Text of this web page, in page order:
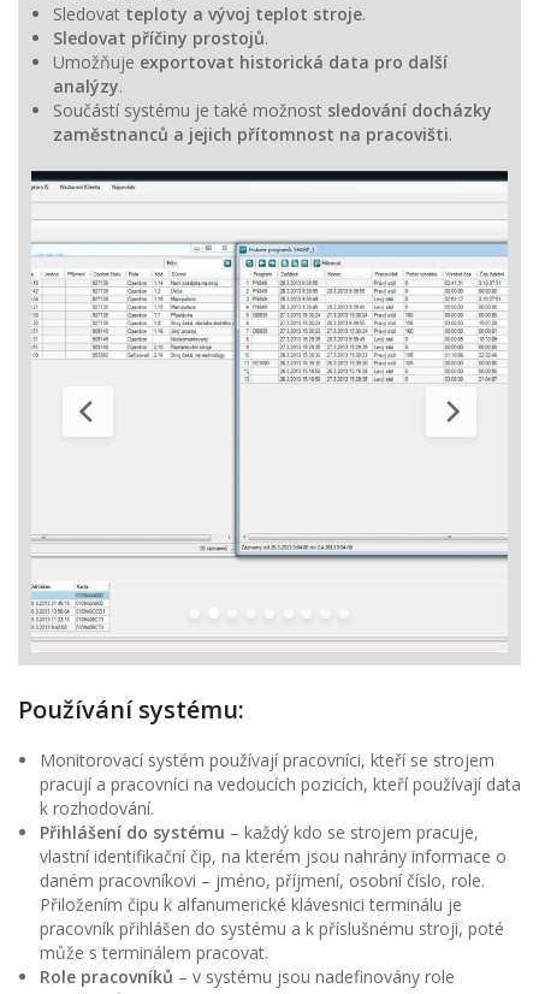
Sledovat teploty a vývoj teplot stroje.
Sledovat příčiny prostojů.
Umožňuje exportovat historická data pro další
analýzy.
Součástí systému je také možnost sledování docházky
zaměstnanců a jejich přítomnost na pracovišti.
Používání systému:
Monitorovací systém používají pracovníci, kteří se strojem
pracují a pracovníci na vedoucích pozicích, kteří používají data
k rozhodování.
Přihlášení do systému – každý kdo se strojem pracuje,
vlastní identifikační čip, na kterém jsou nahrány informace o
daném pracovníkovi – jméno, příjmení, osobní číslo, role.
Přiložením čipu k alfanumerické klávesnici terminálu je
pracovník přihlášen do systému a k příslušnému stroji, poté
může s terminálem pracovat.
Role pracovníků – v systému jsou nadefinovány role